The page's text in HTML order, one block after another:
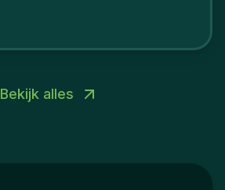
Bekijk alles